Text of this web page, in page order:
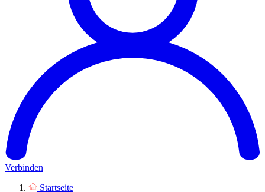
Verbinden
Startseite